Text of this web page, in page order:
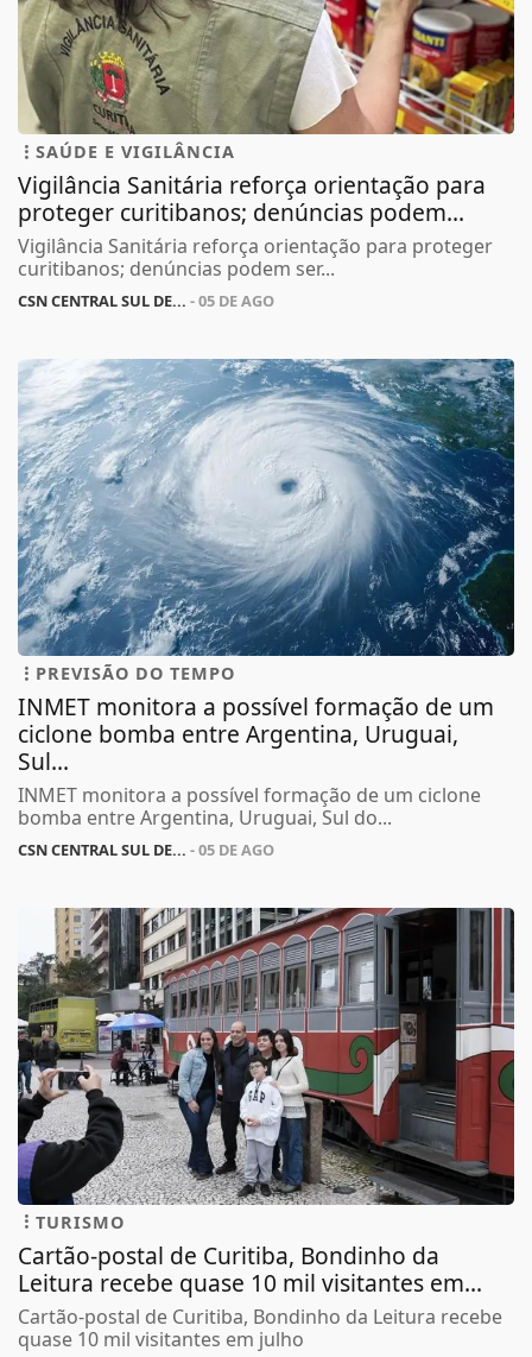
SAÚDE E VIGILÂNCIA
Vigilância Sanitária reforça orientação para
proteger curitibanos; denúncias podem...
Vigilância Sanitária reforça orientação para proteger
curitibanos; denúncias podem ser...
CSN CENTRAL SUL DE... - 05 DE AGO
PREVISÃO DO TEMPO
INMET monitora a possível formação de um
ciclone bomba entre Argentina, Uruguai,
Sul...
INMET monitora a possível formação de um ciclone
bomba entre Argentina, Uruguai, Sul do...
CSN CENTRAL SUL DE... - 05 DE AGO
TURISMO
Cartão-postal de Curitiba, Bondinho da
Leitura recebe quase 10 mil visitantes em...
Cartão-postal de Curitiba, Bondinho da Leitura recebe
quase 10 mil visitantes em julho